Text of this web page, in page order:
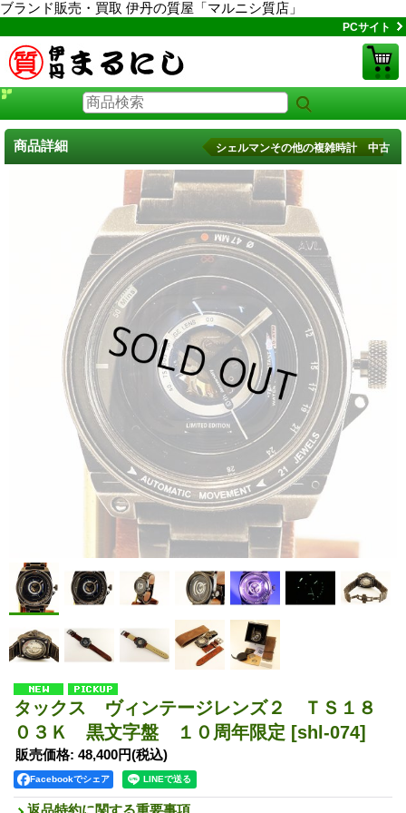
ブランド販売・買取 伊丹の質屋「マルニシ質店」
PCサイト
商品詳細 シェルマンその他の複雑時計 中古
タックス ヴィンテージレンズ２ ＴＳ１８
０３Ｋ 黒文字盤 １０周年限定 [shl-074]
販売価格: 48,400円(税込)
Facebookでシェア
返品特約に関する重要事項